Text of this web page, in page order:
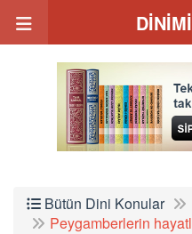
Bütün Dini Konular
Peygamberlerin